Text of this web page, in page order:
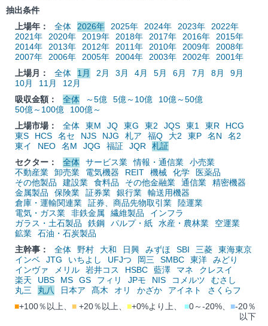
抽出条件
上場年：
全体 2026年 2025年 2024年 2023年
2022年
2021年
2020年 2019年 2018年 2017年 2016年
2015年
2014年
2013年 2012年 2011年 2010年 2009年
2008年
2007年
2006年 2005年 2004年 2003年 2002年
2001年
上場月：
全体 1月 2月 3月 4月 5月 6月 7月 8月
9月
10月
11月
12月
吸収金額：
全体 ～5億 5億～10億
10億～50億
50億～100億
100億～
上場市場：
全体 東M JQ 東G 東2 JQS 東1 東R
HCG
東S
HCS 名セ NJS NJG 札ア 福Q 大2 東P 名N
名2
東イ
NEO 名M JQG 福証 JQR
札証
セクター：
全体 サービス業 情報・通信業
小売業
不動産業
卸売業 電気機器 REIT 機械 化学
医薬品
その他製品
建設業 食料品 その他金融業 通信業
精密機器
金属製品
保険業 証券業 銀行業
輸送用機器
倉庫・運輸関連業
証券、商品先物取引業
陸運業
電気・ガス業
非鉄金属 繊維製品
インフラ
ガラス・土石製品
鉄鋼 パルプ・紙 水産・農林業
空運業
鉱業
石油・石炭製品
主幹事：
全体 野村 大和 日興 みずほ SBI 三菱
東海東京
インベ
JTG いちよし UFJつ 岡三 SMBC 東洋
みどり
インヴァ
メリル 岩井コス HSBC 藍澤 マネ
クレスイ
楽天
UBS MS GS フィリ JPモ NIS コメルツ
むさし
丸三
丸八 日本ア 髙木 オリ かざか アイネト
さくらフ
■+100％以上、 ■ +20％以上、 ■+0%より上、 ■0～-20%、 ■-20％
以下